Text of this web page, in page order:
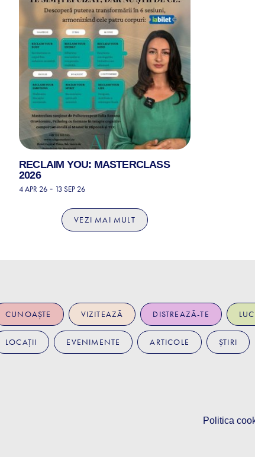
RECLAIM YOU: MASTERCLASS
2026
4 APR 26 - 13 SEP 26
VEZI MAI MULT
CUNOAȘTE VIZITEAZĂ DISTREAZĂ-TE
LOCAȚII EVENIMENTE ARTICOLE ȘTIRI
Politica